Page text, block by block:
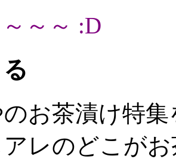
～～ :D
お茶漬け特集
アレのどこが